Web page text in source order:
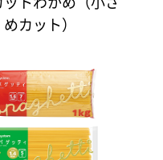
めカット）